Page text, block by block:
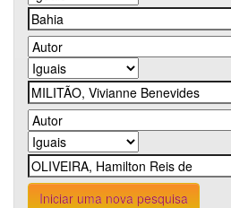
Iniciar uma nova pesquisa